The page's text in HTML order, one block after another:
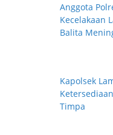
Anggota
Kecelakaan
Balita
Kapolsek
Timpa